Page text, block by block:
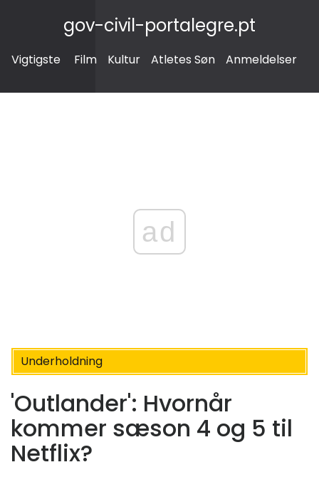
gov-civil-portalegre.pt
Vigtigste Film Kultur Atletes Søn Anmeldelser
ad
Underholdning
'Outlander': Hvornår
kommer sæson 4 og 5 til
Netflix?